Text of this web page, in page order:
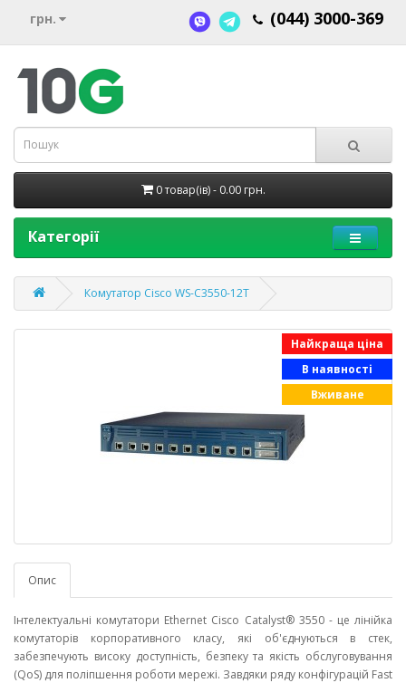
грн. (044) 3000-369
0 товар(ів) - 0.00 грн.
Категорії
Комутатор Cisco WS-C3550-12T
Найкраща ціна
В наявності
Вживане
Опис
Інтелектуальні комутатори Ethernet Cisco Catalyst® 3550 - це лінійка
комутаторів корпоративного класу, які об'єднуються в стек,
забезпечують високу доступність, безпеку та якість обслуговування
(QoS) для поліпшення роботи мережі. Завдяки ряду конфігурацій Fast